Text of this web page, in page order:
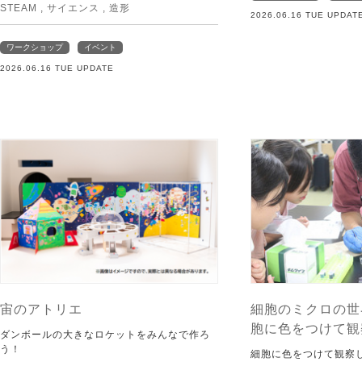
STEAM , サイエンス , 造形
ワークショップ イベント
2026.06.16 TUE UPDATE
2026.06.16 TUE
宙のアトリエ
ダンボールの大きなロケットをみんなで作ろ
う！
細胞のミクロの
胞に色をつけて
細胞に色をつけて観察